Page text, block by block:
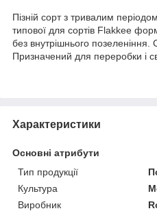
Пізній сорт з тривалим
типової для сортів Flakkee
без внутрішнього позеленіння.
Призначений для переробки і
Характеристики
Основні атрибути
Тип продукції
Культура
Виробник